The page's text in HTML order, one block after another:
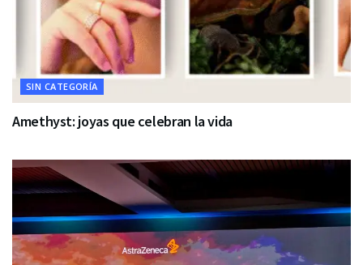
SIN CATEGORÍA
Amethyst: joyas que celebran la vida